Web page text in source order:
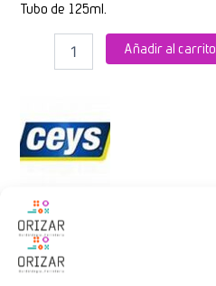
Tubo de 125ml.
Añadir al carrito
Descripción